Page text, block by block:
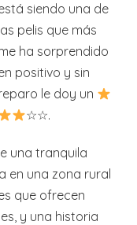
siendo una de
pelis que más
ha sorprendido
positivo y sin
le doy un
☆☆.
una tranquila
en una zona rural
que ofrecen
y una historia